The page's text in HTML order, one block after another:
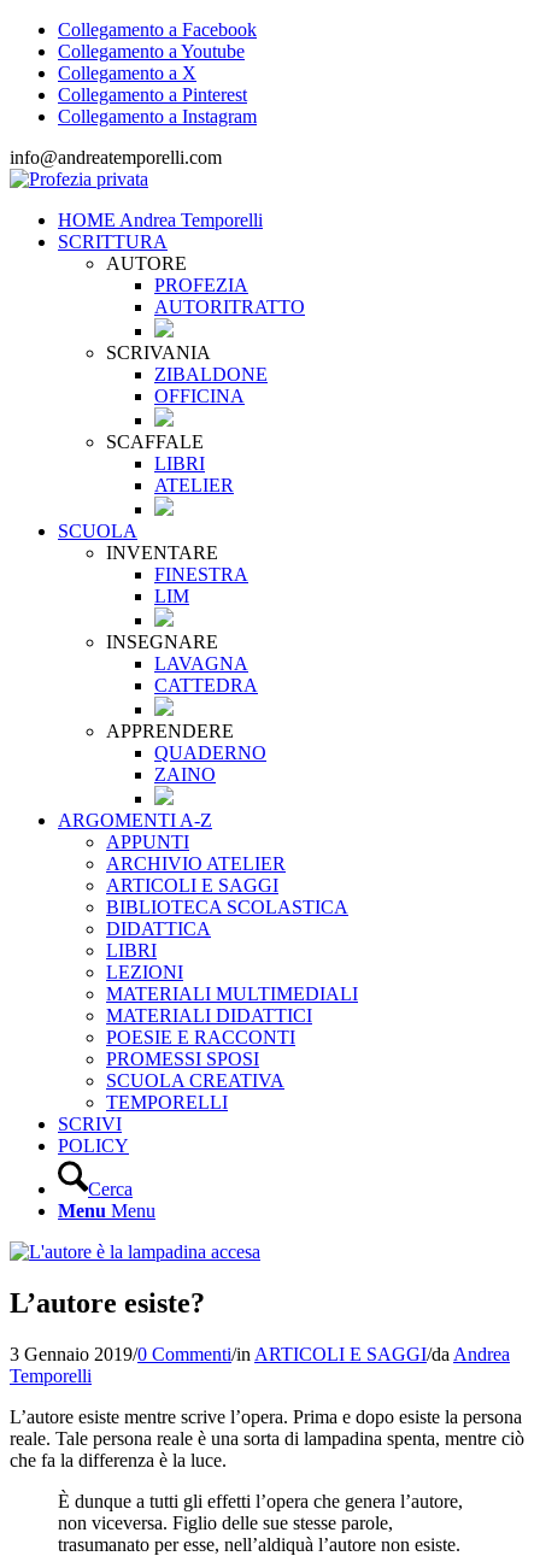
Collegamento a Facebook
Collegamento a Youtube
Collegamento a X
Collegamento a Pinterest
Collegamento a Instagram
info@andreatemporelli.com
HOME Andrea Temporelli
SCRITTURA
AUTORE
PROFEZIA
AUTORITRATTO
SCRIVANIA
ZIBALDONE
OFFICINA
SCAFFALE
LIBRI
ATELIER
SCUOLA
INVENTARE
FINESTRA
LIM
INSEGNARE
LAVAGNA
CATTEDRA
APPRENDERE
QUADERNO
ZAINO
ARGOMENTI A-Z
APPUNTI
ARCHIVIO ATELIER
ARTICOLI E SAGGI
BIBLIOTECA SCOLASTICA
DIDATTICA
LIBRI
LEZIONI
MATERIALI MULTIMEDIALI
MATERIALI DIDATTICI
POESIE E RACCONTI
PROMESSI SPOSI
SCUOLA CREATIVA
TEMPORELLI
SCRIVI
POLICY
Cerca
Menu Menu
L’autore esiste?
3 Gennaio 2019/0 Commenti/in ARTICOLI E SAGGI/da Andrea
Temporelli
L’autore esiste mentre scrive l’opera. Prima e dopo esiste la persona
reale. Tale persona reale è una sorta di lampadina spenta, mentre ciò
che fa la differenza è la luce.
È dunque a tutti gli effetti l’opera che genera l’autore,
non viceversa. Figlio delle sue stesse parole,
trasumanato per esse, nell’aldiquà l’autore non esiste.